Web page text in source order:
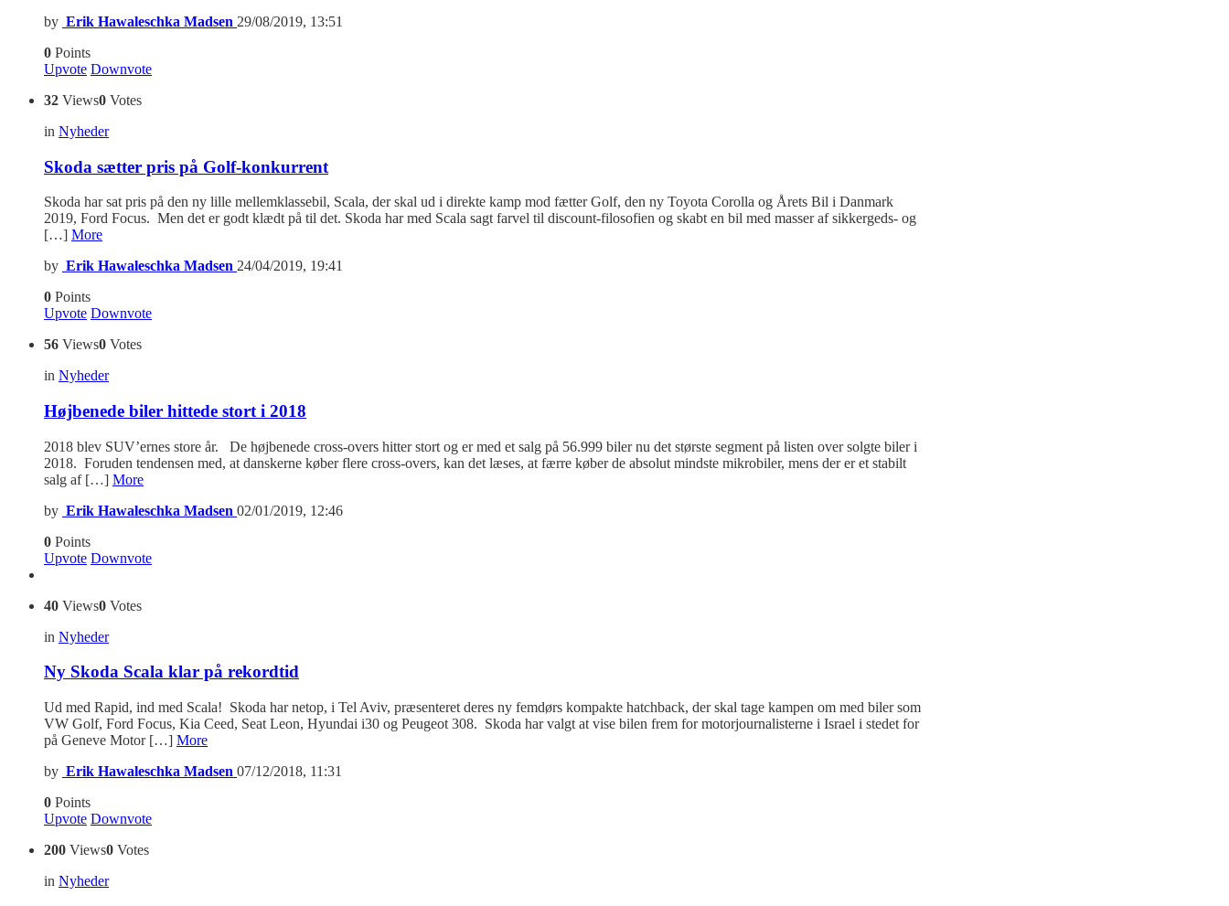
by Erik Hawaleschka Madsen 29/08/2019, 13:51
0 Points
Upvote Downvote
32 Views0 Votes
in Nyheder
Skoda sætter pris på Golf-konkurrent
Skoda har sat pris på den ny lille mellemklassebil, Scala, der skal ud i direkte kamp mod fætter Golf, den ny Toyota Corolla og Årets Bil i Danmark
2019, Ford Focus. Men det er godt klædt på til det. Skoda har med Scala sagt farvel til discount-filosofien og skabt en bil med masser af sikkergeds- og
[…] More
by Erik Hawaleschka Madsen 24/04/2019, 19:41
0 Points
Upvote Downvote
56 Views0 Votes
in Nyheder
Højbenede biler hittede stort i 2018
2018 blev SUV’ernes store år. De højbenede cross-overs hitter stort og er med et salg på 56.999 biler nu det største segment på listen over solgte biler i
2018. Foruden tendensen med, at danskerne køber flere cross-overs, kan det læses, at færre køber de absolut mindste mikrobiler, mens der er et stabilt
salg af […] More
by Erik Hawaleschka Madsen 02/01/2019, 12:46
0 Points
Upvote Downvote
40 Views0 Votes
in Nyheder
Ny Skoda Scala klar på rekordtid
Ud med Rapid, ind med Scala! Skoda har netop, i Tel Aviv, præsenteret deres ny femdørs kompakte hatchback, der skal tage kampen om med biler som
VW Golf, Ford Focus, Kia Ceed, Seat Leon, Hyundai i30 og Peugeot 308. Skoda har valgt at vise bilen frem for motorjournalisterne i Israel i stedet for
på Geneve Motor […] More
by Erik Hawaleschka Madsen 07/12/2018, 11:31
0 Points
Upvote Downvote
200 Views0 Votes
in Nyheder